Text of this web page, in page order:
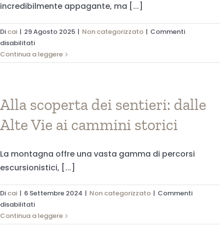
incidenti
vivere
il
trekking
al
incredibilmente appagante, ma [...]
Di cai | 29 Agosto 2025 | Non categorizzato | Commenti
disabilitatisu
Trekking
senza
fondamentali
Continua a leggere
Alla scoperta dei sentieri: dalle
Alte Vie ai cammini storici
La montagna offre una vasta gamma di percorsi
escursionistici, [...]
Di cai | 6 Settembre 2024 | Non categorizzato | Commenti
disabilitatisu
Alla
scoperta
Continua a leggere